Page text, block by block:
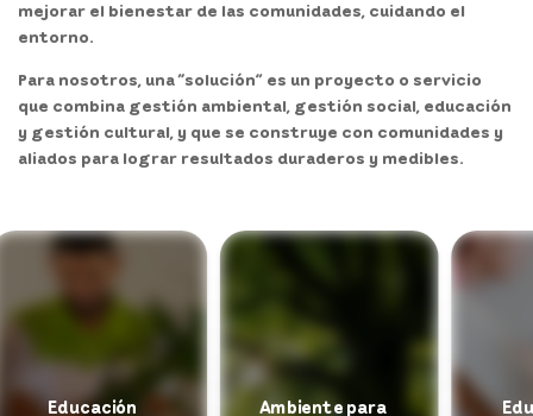
mejorar el bienestar de las comunidades, cuidando el
entorno.
Para nosotros, una “solución” es un proyecto o servicio
que combina gestión ambiental, gestión social, educación
y gestión cultural, y que se construye con comunidades y
aliados para lograr resultados duraderos y medibles.
Educación
Ambiente para